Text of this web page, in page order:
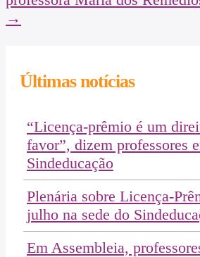
→
Últimas notícias
“Licença-prêmio é um
favor”, dizem professores
Sindeducação
Plenária sobre Licença-
julho na sede do
Em Assembleia,